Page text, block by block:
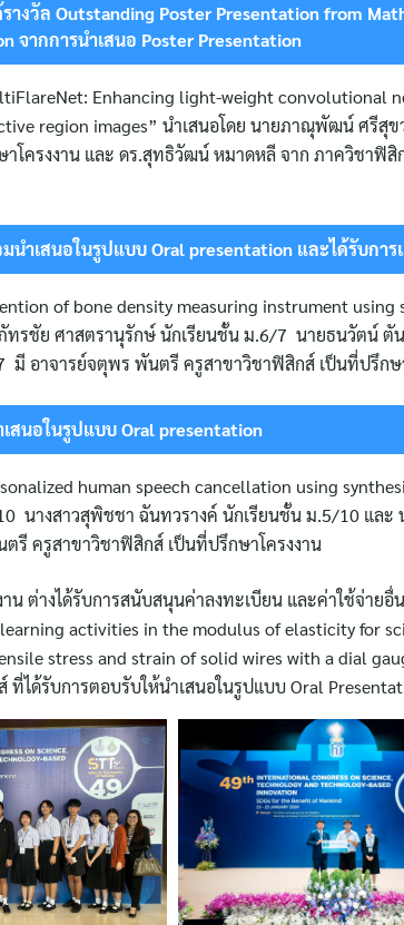
Search
for:
างวัล Outstanding Poster Presentation from
จากการนำเสนอ Poster Presentation
Enhancing light-weight convolutional
region images” นำเสนอโดย นายภาณุพัฒน์ ศรี
โครงงาน และ ดร.สุทธิวัฒน์ หมาดหลี จาก ภาควิชาฟิ
นำเสนอในรูปแบบOral presentation และได้รับการ
of bone density measuring instrument
ทรชัย ศาสตรานุรักษ์ นักเรียนชั้น ม.6/7 นายธนวัตน์
มี อาจารย์จตุพร พันตรี ครูสาขาวิชาฟิสิกส์ เป็นที่ปรึกษ
สนอในรูปแบบOral presentation
human speech cancellation using
นางสาวสุพิชชา ฉันทวรางค์ นักเรียนชั้น ม.5/10 แล
รี ครูสาขาวิชาฟิสิกส์ เป็นที่ปรึกษาโครงงาน
น ต่างได้รับการสนับสนุนค่าลงทะเบียน และค่าใช้จ่าย
activities in the modulus of elasticity for
stress and strain of solid wires with a dial
ที่ได้รับการตอบรับให้นำเสนอในรูปแบบ Oral